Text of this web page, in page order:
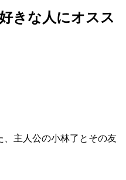
きな人にオスス
、主人公の小林了とその友